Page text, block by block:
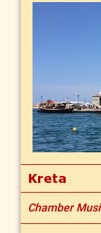
Kreta
Chamber